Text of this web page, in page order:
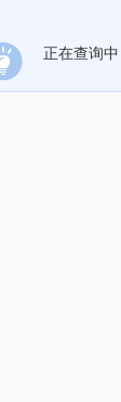
正在查询